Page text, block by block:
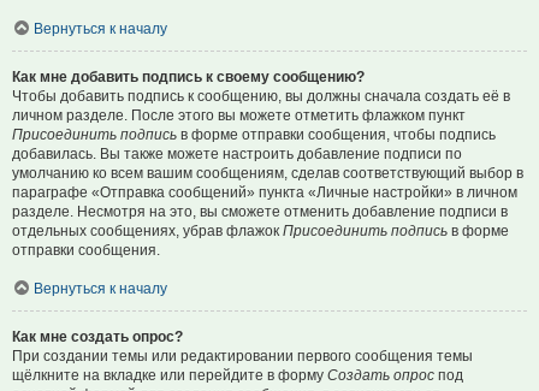
Вернуться к началу
Как мне добавить подпись к своему сообщению?
Чтобы добавить подпись к сообщению, вы должны сначала создать её в
личном разделе. После этого вы можете отметить флажком пункт
Присоединить подпись в форме отправки сообщения, чтобы подпись
добавилась. Вы также можете настроить добавление подписи по
умолчанию ко всем вашим сообщениям, сделав соответствующий выбор в
параграфе «Отправка сообщений» пункта «Личные настройки» в личном
разделе. Несмотря на это, вы сможете отменить добавление подписи в
отдельных сообщениях, убрав флажок Присоединить подпись в форме
отправки сообщения.
Вернуться к началу
Как мне создать опрос?
При создании темы или редактировании первого сообщения темы
щёлкните на вкладке или перейдите в форму Создать опрос под